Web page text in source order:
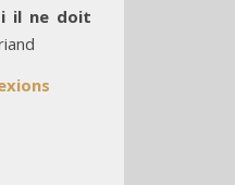
il ne doit